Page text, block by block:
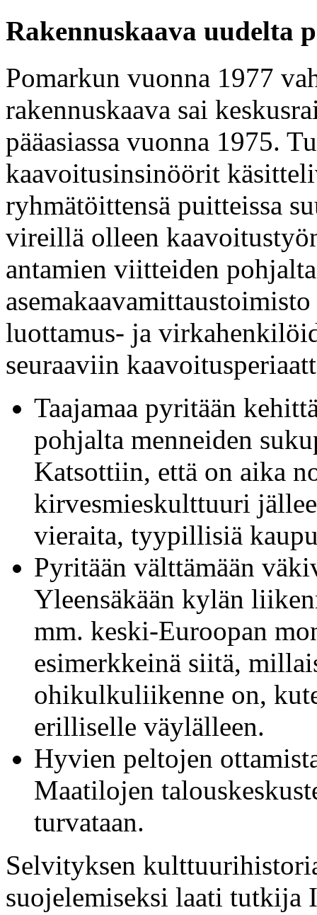
Rakennuskaava uudelta
Pomarkun vuonna 1977
rakennuskaava sai
pääasiassa vuonna 1975.
kaavoitusinsinöörit
ryhmätöittensä puitteissa
vireillä olleen
antamien viitteiden
luottamus- ja
seuraaviin
Taajamaa pyritään
pohjalta menneiden
Katsottiin, että on aika
kirvesmieskulttuuri
vieraita, tyypillisiä
Pyritään välttämään
Yleensäkään kylän
mm. keski-Euroopan
esimerkkeinä siitä,
ohikulkuliikenne on,
erilliselle väylälleen.
Hyvien peltojen
Maatilojen
turvataan.
Selvityksen
suojelemiseksi laati tutkija